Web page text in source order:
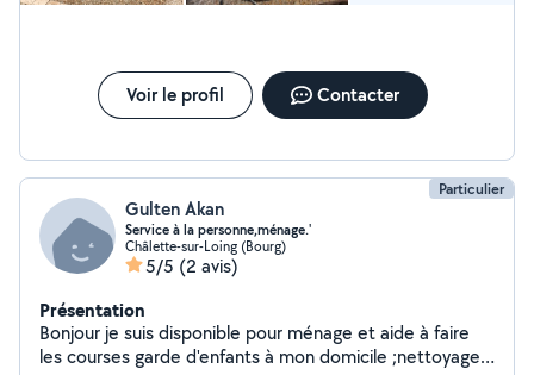
Voir le profil Contacter
Particulier
Gulten Akan
Service à la personne,ménage.'
Châlette-sur-Loing (Bourg)
5/5 (2 avis)
Présentation
Bonjour je suis disponible pour ménage et aide à faire
les courses garde d'enfants à mon domicile ;nettoyage